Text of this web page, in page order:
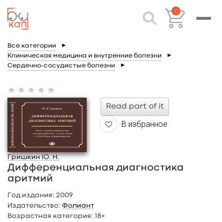
0
Все категории ►
Клиническая медицина и внутренние болезни ►
Сердечно-сосудистые болезни ►
Read part of it
В избранное
Гришкин Ю. Н.
Дифференциальная диагностика
аритмий
Год издания: 2009
Издательство: Фолиант
Возрастная категория: 18+